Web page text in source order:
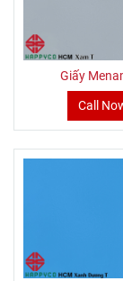
Giấy
Call